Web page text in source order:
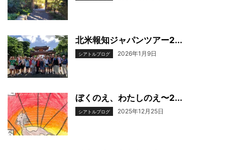
北米報知ジャパンツアー2...
シアトルブログ 2026年1月9日
ぼくのえ、わたしのえ〜2...
シアトルブログ 2025年12月25日